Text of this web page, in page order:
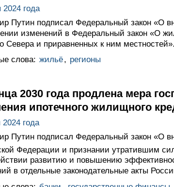
года
Путин подписал Федеральный закон «О
изменений в Федеральный закон «О
Севера и приравненных к ним местностей».
слова: жильё, регионы
2030 года продлена мера
ипотечного жилищного
года
Путин подписал Федеральный закон «О
Федерации и признании утратившим
развитию и повышению
в отдельные законодательные акты